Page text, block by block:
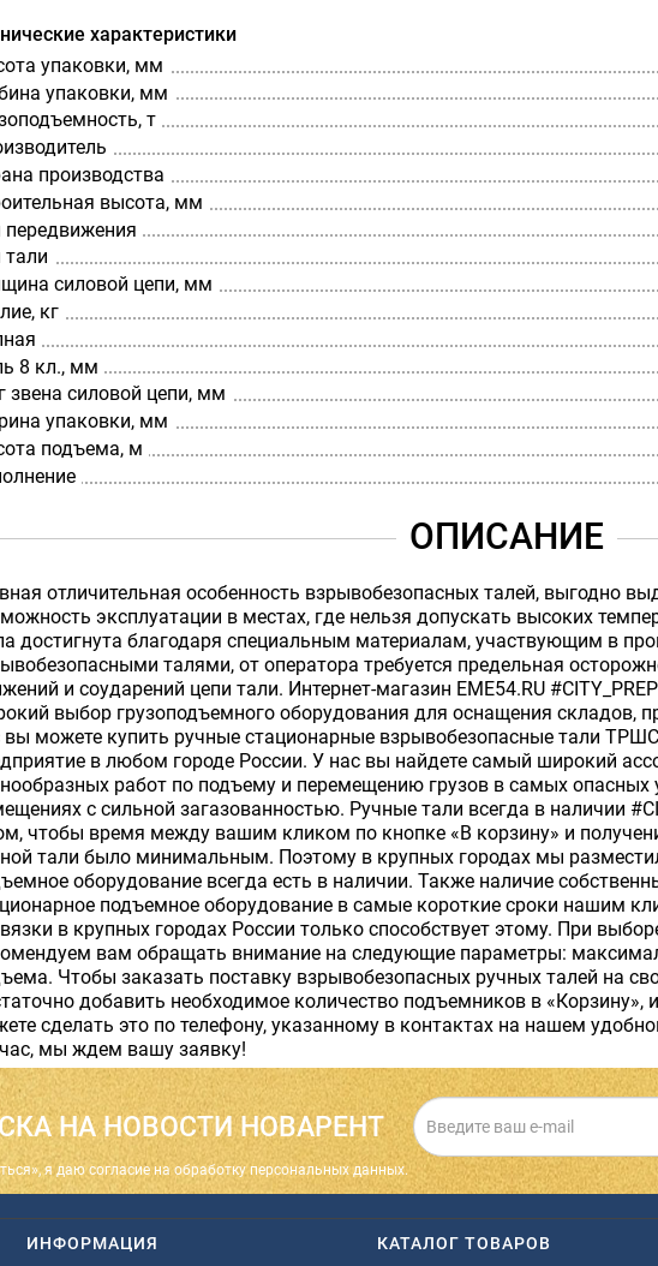
характеристики
упаковки, мм
упаковки, мм
т
производства
высота, мм
передвижения
тали
силовой цепи, мм
кг
8 кл., мм
звена силовой цепи, мм
упаковки, мм
подъема, м
ОПИСАНИЕ
отличительная особенность взрывобезопасных талей, выгодно
эксплуатации в местах, где нельзя допускать высоких
достигнута благодаря специальным материалам, участвующим в
талями, от оператора требуется предельная
и соударений цепи тали. Интернет-магазин EME54.RU
выбор грузоподъемного оборудования для оснащения складов,
вы можете купить ручные стационарные взрывобезопасные тали
в любом городе России. У нас вы найдете самый широкий
работ по подъему и перемещению грузов в самых опасных
с сильной загазованностью. Ручные тали всегда в наличии
чтобы время между вашим кликом по кнопке «В корзину» и
тали было минимальным. Поэтому в крупных городах мы
оборудование всегда есть в наличии. Также наличие
подъемное оборудование в самые короткие сроки нашим
в крупных городах России только способствует этому. При
вам обращать внимание на следующие параметры:
Чтобы заказать поставку взрывобезопасных ручных талей на
добавить необходимое количество подъемников в «Корзину»,
сделать это по телефону, указанному в контактах на нашем
мы ждем вашу заявку!
НА НОВОСТИ НОВАРЕНТ
я даю cогласие на обработку персональных данных.
ИНФОРМАЦИЯ КАТАЛОГ ТОВАРОВ